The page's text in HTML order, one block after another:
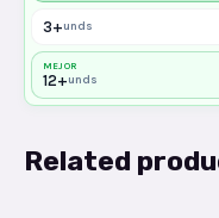
3+unds
MEJOR
12+unds
Related